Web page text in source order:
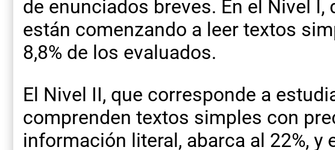
de enunciados breves. En el Nivel
están comenzando a leer textos
8,8% de los evaluados.
El Nivel II, que corresponde a
comprenden textos simples con
información literal, abarca al 22%, y